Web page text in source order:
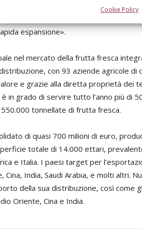
Cookie Policy
fresca di alta qualità. Continuiamo a
con un focus in Europa, Cina e
espansione».
nel mercato della frutta fresca
con 93 aziende agricole di
e grazie alla diretta proprietà dei
in grado di servire tutto l’anno più di
tonnellate di frutta fresca.
di quasi 700 milioni di euro,
totale di 14.000 ettari,
e Italia. I paesi target per
Cina, India, Saudi Arabia, e molti altri.
della sua distribuzione, così come
Oriente, Cina e India.